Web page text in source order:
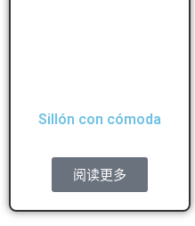
Sillón con cómoda
阅读更多